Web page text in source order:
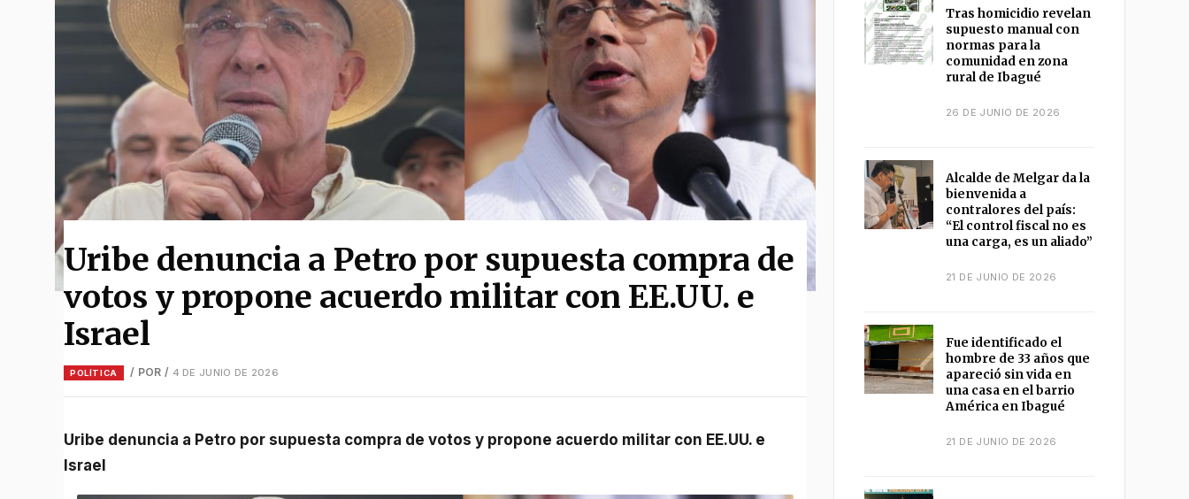
Uribe denuncia a Petro por supuesta compra de
votos y propone acuerdo militar con EE.UU. e
Israel
POLÍTICA / POR / 4 DE JUNIO DE 2026
Uribe denuncia a Petro por supuesta compra de votos y propone acuerdo militar con EE.UU. e
Israel
Tras homicidio revelan
supuesto manual con
normas para la
comunidad en zona
rural de Ibagué
26 DE JUNIO DE 2026
Alcalde de Melgar da la
bienvenida a
contralores del país:
“El control fiscal no es
una carga, es un aliado”
21 DE JUNIO DE 2026
Fue identificado el
hombre de 33 años que
apareció sin vida en
una casa en el barrio
América en Ibagué
21 DE JUNIO DE 2026